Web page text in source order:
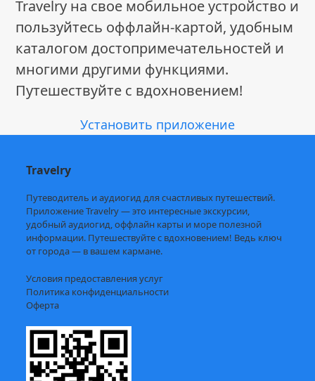
Travelry на свое мобильное устройство и
пользуйтесь оффлайн-картой, удобным
каталогом достопримечательностей и
многими другими функциями.
Путешествуйте с вдохновением!
Установить приложение
Travelry
Путеводитель и аудиогид для счастливых путешествий.
Приложение Travelry — это интересные экскурсии,
удобный аудиогид, оффлайн карты и море полезной
информации. Путешествуйте с вдохновением! Ведь ключ
от города — в вашем кармане.
Условия предоставления услуг
Политика конфиденциальности
Оферта